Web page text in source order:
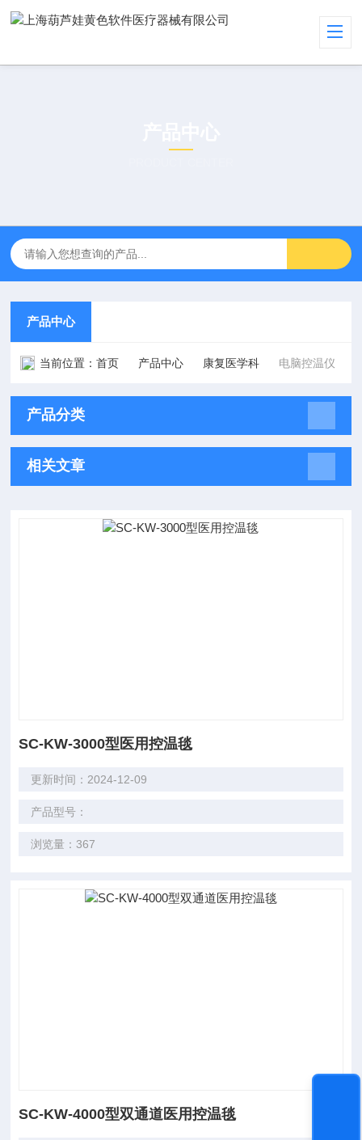
产品中心
当前位置：首页 产品中心 康复医学科 电脑控温仪
产品分类
相关文章
SC-KW-3000型医用控温毯
更新时间：2024-12-09
产品型号：
浏览量：367
SC-KW-4000型双通道医用控温毯